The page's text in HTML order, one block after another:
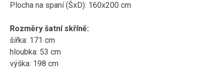
Plocha na spaní (ŠxD): 160x200 cm
Rozměry šatní skříně:
šířka: 171 cm
hloubka: 53 cm
výška: 198 cm